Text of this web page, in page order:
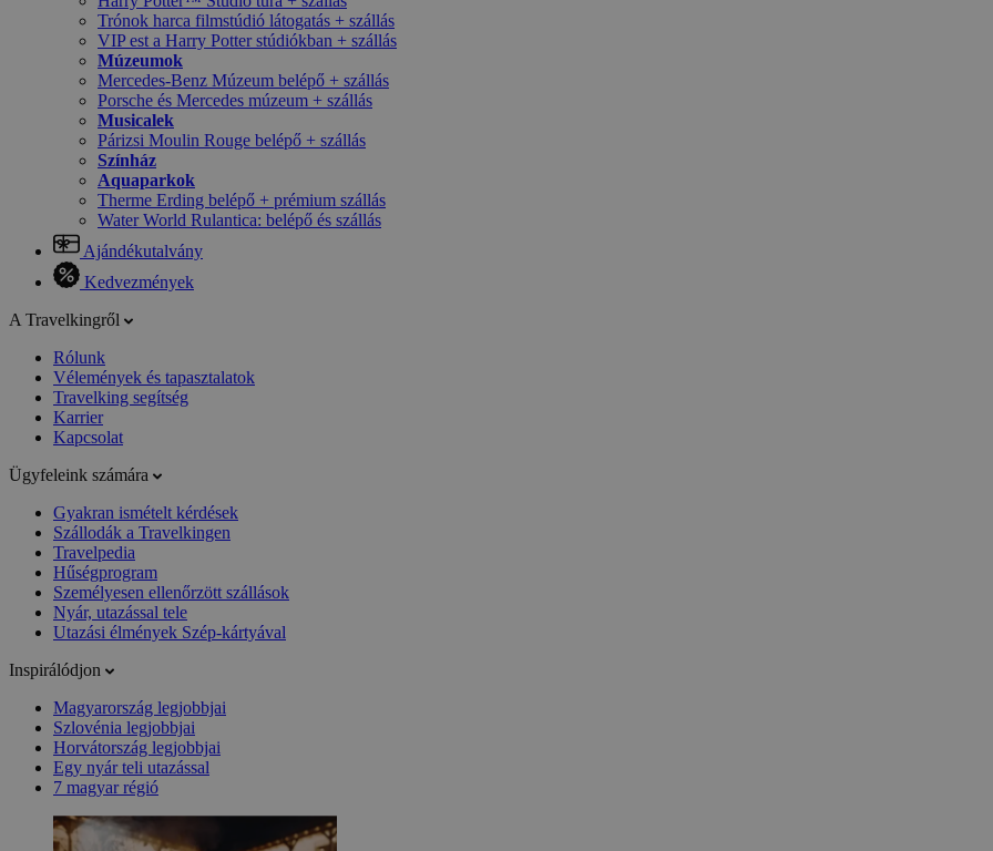
Trónok harca filmstúdió látogatás + szállás
VIP est a Harry Potter stúdiókban + szállás
Múzeumok
Mercedes-Benz Múzeum belépő + szállás
Porsche és Mercedes múzeum + szállás
Musicalek
Párizsi Moulin Rouge belépő + szállás
Színház
Aquaparkok
Therme Erding belépő + prémium szállás
Water World Rulantica: belépő és szállás
Ajándékutalvány
Kedvezmények
A Travelkingről
Rólunk
Vélemények és tapasztalatok
Travelking segítség
Karrier
Kapcsolat
Ügyfeleink számára
Gyakran ismételt kérdések
Szállodák a Travelkingen
Travelpedia
Hűségprogram
Személyesen ellenőrzött szállások
Nyár, utazással tele
Utazási élmények Szép-kártyával
Inspirálódjon
Magyarország legjobbjai
Szlovénia legjobbjai
Horvátország legjobbjai
Egy nyár teli utazással
7 magyar régió